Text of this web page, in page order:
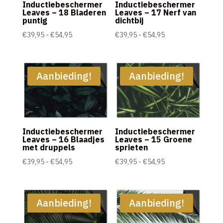
Inductiebeschermer
Leaves – 18 Bladeren
puntig
€39,95 - €54,95Prijsklasse:
€54,95
Inductiebeschermer
Leaves – 17 Nerf van
dichtbij
€39,95 - €54,95Prijsklasse:
€54,95
Aanbieding!
Inductiebeschermer
Leaves – 16 Blaadjes
met druppels
€39,95 - €54,95Prijsklasse:
€54,95
Aanbieding!
Inductiebeschermer
Leaves – 15 Groene
sprieten
€39,95 - €54,95Prijsklasse:
€54,95
Aanbieding! Aanbieding!